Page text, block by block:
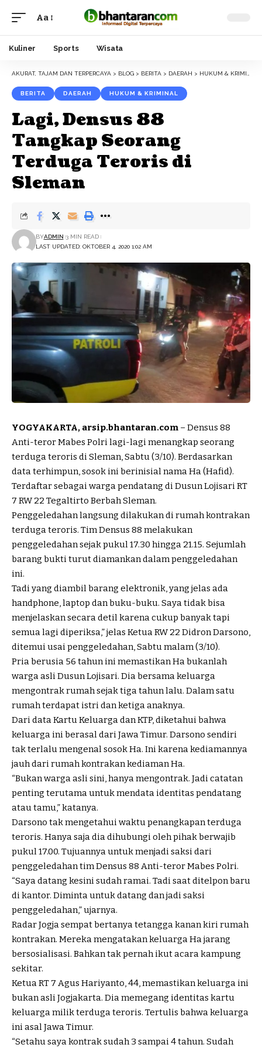
Font
Resizer
Aa
Kuliner Sports Wisata
AKURAT, TAJAM DAN TERPERCAYA > BLOG > BERITA > DAERAH > HUKUM & KRIMINAL
BERITA DAERAH HUKUM & KRIMINAL
Lagi, Densus 88
Tangkap Seorang
Terduga Teroris di
Sleman
LAST UPDATED: OKTOBER 4, 2020 1:02 AM
BYADMIN 3 MIN READ
YOGYAKARTA, arsip.bhantaran.com – Densus 88
Anti-teror Mabes Polri lagi-lagi menangkap seorang
terduga teroris di Sleman, Sabtu (3/10). Berdasarkan
data terhimpun, sosok ini berinisial nama Ha (Hafid).
Terdaftar sebagai warga pendatang di Dusun Lojisari RT
7 RW 22 Tegaltirto Berbah Sleman.
Penggeledahan langsung dilakukan di rumah kontrakan
terduga teroris. Tim Densus 88 melakukan
penggeledahan sejak pukul 17.30 hingga 21.15. Sejumlah
barang bukti turut diamankan dalam penggeledahan
ini.
Tadi yang diambil barang elektronik, yang jelas ada
handphone, laptop dan buku-buku. Saya tidak bisa
menjelaskan secara detil karena cukup banyak tapi
semua lagi diperiksa,” jelas Ketua RW 22 Didron Darsono,
ditemui usai penggeledahan, Sabtu malam (3/10).
Pria berusia 56 tahun ini memastikan Ha bukanlah
warga asli Dusun Lojisari. Dia bersama keluarga
mengontrak rumah sejak tiga tahun lalu. Dalam satu
rumah terdapat istri dan ketiga anaknya.
Dari data Kartu Keluarga dan KTP, diketahui bahwa
keluarga ini berasal dari Jawa Timur. Darsono sendiri
tak terlalu mengenal sosok Ha. Ini karena kediamannya
jauh dari rumah kontrakan kediaman Ha.
“Bukan warga asli sini, hanya mengontrak. Jadi catatan
penting terutama untuk mendata identitas pendatang
atau tamu,” katanya.
Darsono tak mengetahui waktu penangkapan terduga
teroris. Hanya saja dia dihubungi oleh pihak berwajib
pukul 17.00. Tujuannya untuk menjadi saksi dari
penggeledahan tim Densus 88 Anti-teror Mabes Polri.
“Saya datang kesini sudah ramai. Tadi saat ditelpon baru
di kantor. Diminta untuk datang dan jadi saksi
penggeledahan,” ujarnya.
Radar Jogja sempat bertanya tetangga kanan kiri rumah
kontrakan. Mereka mengatakan keluarga Ha jarang
bersosialisasi. Bahkan tak pernah ikut acara kampung
sekitar.
Ketua RT 7 Agus Hariyanto, 44, memastikan keluarga ini
bukan asli Jogjakarta. Dia memegang identitas kartu
keluarga milik terduga teroris. Tertulis bahwa keluarga
ini asal Jawa Timur.
“Setahu saya kontrak sudah 3 sampai 4 tahun. Sudah